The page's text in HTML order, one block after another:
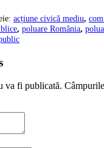
acțiune civică mediu,
, poluare România,
va fi publicată.